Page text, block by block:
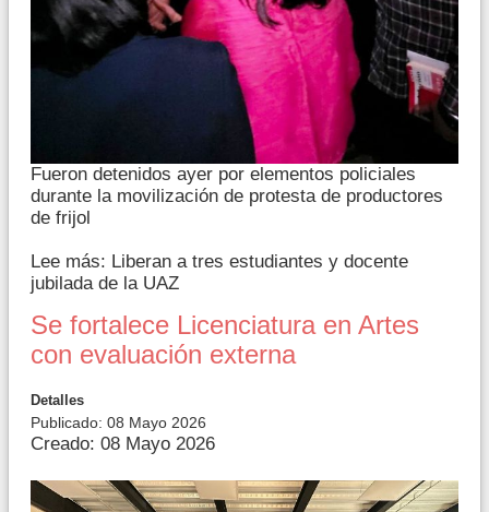
Fueron detenidos ayer por elementos policiales
durante la movilización de protesta de productores
de frijol
Lee más: Liberan a tres estudiantes y docente
jubilada de la UAZ
Se fortalece Licenciatura en Artes
con evaluación externa
Detalles
Publicado: 08 Mayo 2026
Creado: 08 Mayo 2026